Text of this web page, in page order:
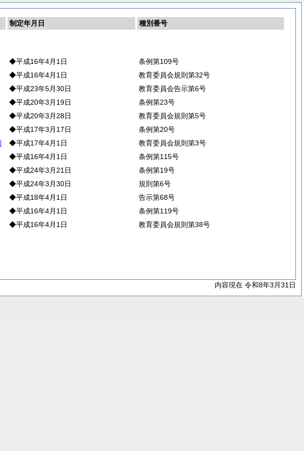
制定年月日
種別番号
◆平成16年4月1日
条例第109号
◆平成16年4月1日
教育委員会規則第32号
◆平成23年5月30日
教育委員会告示第6号
◆平成20年3月19日
条例第23号
◆平成20年3月28日
教育委員会規則第5号
◆平成17年3月17日
条例第20号
◆平成17年4月1日
教育委員会規則第3号
◆平成16年4月1日
条例第115号
◆平成24年3月21日
条例第19号
◆平成24年3月30日
規則第6号
◆平成18年4月1日
告示第68号
◆平成16年4月1日
条例第119号
◆平成16年4月1日 教育委員会規則第38号
内容現在 令和8年3月31日